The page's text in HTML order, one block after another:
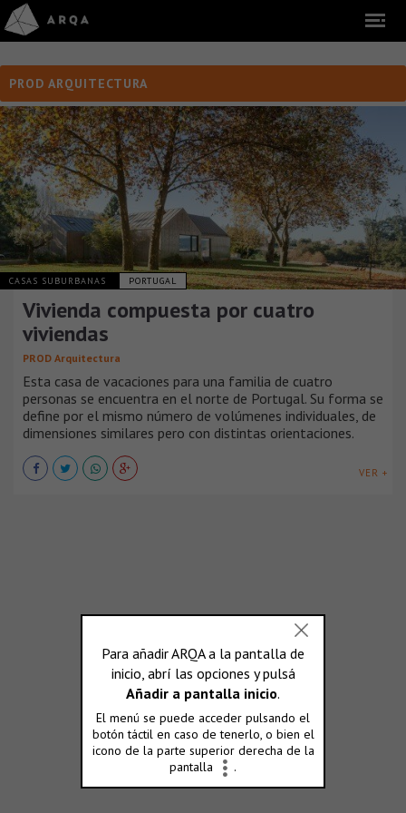
PROD ARQUITECTURA
CASAS SUBURBANAS PORTUGAL
Vivienda compuesta por cuatro
viviendas
PROD Arquitectura
Esta casa de vacaciones para una familia de cuatro
personas se encuentra en el norte de Portugal. Su forma se
define por el mismo número de volúmenes individuales, de
dimensiones similares pero con distintas orientaciones.
VER +